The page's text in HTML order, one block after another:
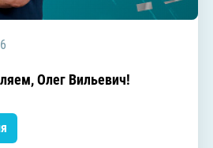
Олег Вильевич!